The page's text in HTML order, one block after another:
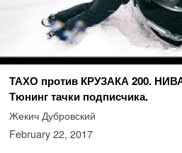
ТАХО против КРУЗАКА 200.
Тюнинг тачки подписчика.
Жекич Дубровский
February 22, 2017